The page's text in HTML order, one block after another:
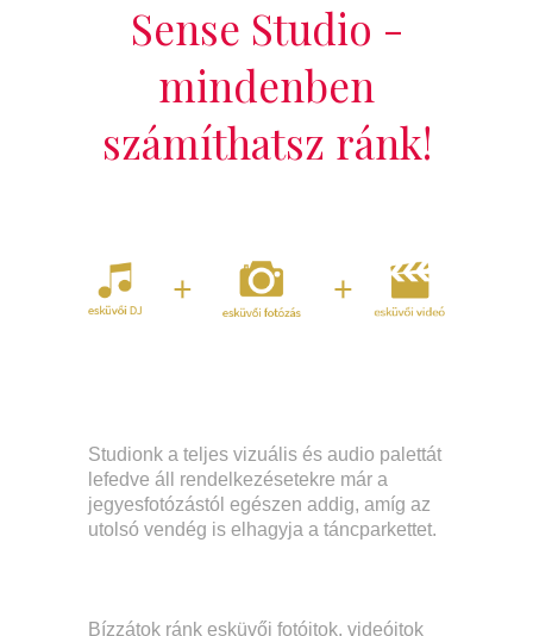
Sense Studio -
mindenben
számíthatsz ránk!
Studionk a teljes vizuális és audio palettát
lefedve áll rendelkezésetekre már a
jegyesfotózástól egészen addig, amíg az
utolsó vendég is elhagyja a táncparkettet.
Bízzátok ránk esküvői fotóitok, videóitok